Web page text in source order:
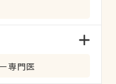
専門医